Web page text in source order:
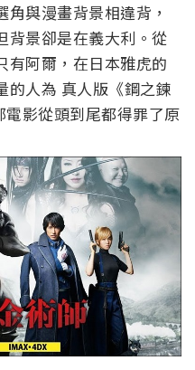
與漫畫背景相違背，
背景卻是在義大利。從
有阿爾，在日本雅虎的
的人為 真人版《鋼之鍊
影從頭到尾都得罪了原